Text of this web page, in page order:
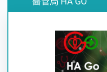
醫院管理局（醫管局）